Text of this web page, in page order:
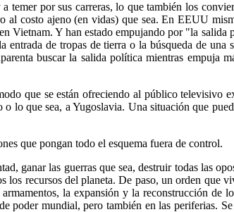
por sus carreras, lo que también los
al costo ajeno (en vidas) que sea. En EEUU
Vietnam. Y han estado empujando por "la salida
de tropas de tierra o la búsqueda de una
buscar la salida política mientras empuja
que se están ofreciendo al público televisivo
lo que sea, a Yugoslavia. Una situación que
que pongan todo el esquema fuera de control.
ganar las guerras que sea, destruir todas las
los recursos del planeta. De paso, un orden que
la expansión y la reconstrucción de
poder mundial, pero también en las periferias.